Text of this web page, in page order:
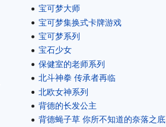
宝可梦大师
宝可梦集换式卡牌游戏
宝可梦系列
宝石少女
保健室的老师系列
北斗神拳 传承者再临
北欧女神系列
背德的长发公主
背德蝇子草 你所不知道的奈落之底